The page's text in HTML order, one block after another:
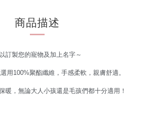
商品描述
訂製您的寵物及加上名字～
用100%聚酯纖維，手感柔軟，親膚舒適。
暖，無論大人小孩還是毛孩們都十分適用！